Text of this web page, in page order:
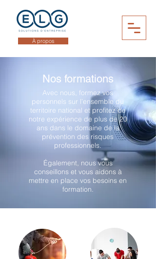
À propos
Nos formations
Avec nous, formez vos
personnels sur l’ensemble du
territoire national et profitez de
notre expérience de plus de 20
ans dans le domaine de la
prévention des risques
professionnels.
Également, nous vous
conseillons et vous aidons à
mettre en place vos besoins en
formation.